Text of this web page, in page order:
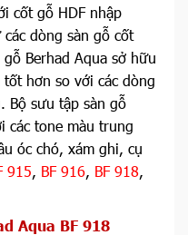
cốt gỗ HDF nhập
dòng sàn gỗ cốt
Berhad Aqua sở hữu
hơn so với các dòng
Bộ sưu tập sàn gỗ
các tone màu trung
óc chó, xám ghi, cụ
915, BF 916, BF 918,
Aqua BF 918